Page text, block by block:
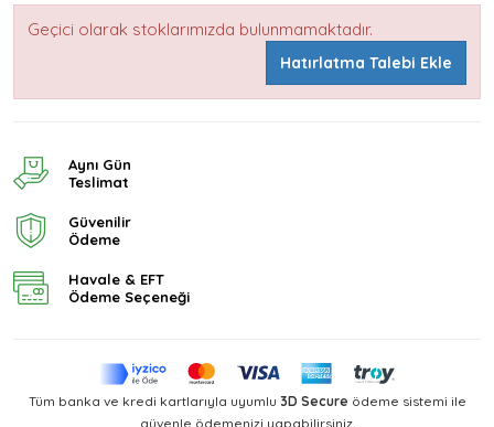
Geçici olarak stoklarımızda bulunmamaktadır.
Hatırlatma Talebi Ekle
Aynı Gün
Teslimat
Güvenilir
Ödeme
Havale & EFT
Ödeme Seçeneği
Tüm banka ve kredi kartlarıyla uyumlu 3D Secure ödeme sistemi ile
güvenle ödemenizi yapabilirsiniz.